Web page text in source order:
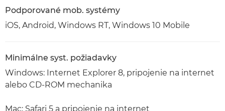
Podporované mob. systémy
iOS, Android, Windows RT, Windows 10 Mobile
Minimálne syst. požiadavky
Windows: Internet Explorer 8, pripojenie na internet
alebo CD-ROM mechanika
Mac: Safari 5 a pripojenie na internet